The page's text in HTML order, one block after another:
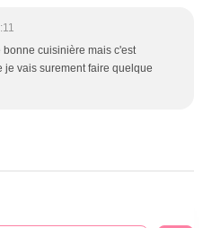
bonne cuisinière mais c'est
vais surement faire quelque